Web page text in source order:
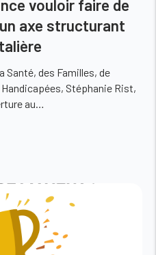
vouloir faire de
axe structurant
Santé, des Familles, de
Stéphanie Rist,
au…